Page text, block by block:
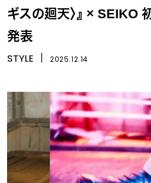
ギスの廻天〉』 × SEIKO
発表
STYLE 2025.12.14